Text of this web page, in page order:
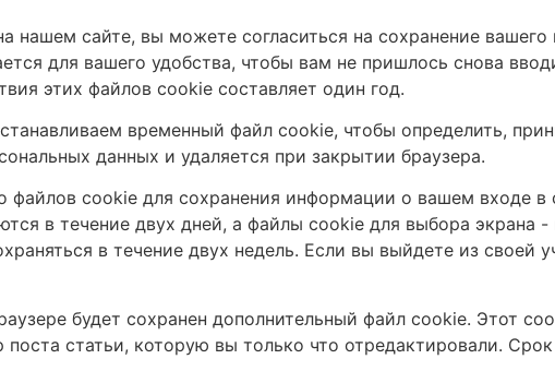
нашем сайте, вы можете согласиться на сохранение вашего
для вашего удобства, чтобы вам не пришлось снова
этих файлов cookie составляет один год.
временный файл cookie, чтобы определить,
данных и удаляется при закрытии браузера.
файлов cookie для сохранения информации о вашем входе в
в течение двух дней, а файлы cookie для выбора экрана -
в течение двух недель. Если вы выйдете из своей
будет сохранен дополнительный файл cookie. Этот
статьи, которую вы только что отредактировали.